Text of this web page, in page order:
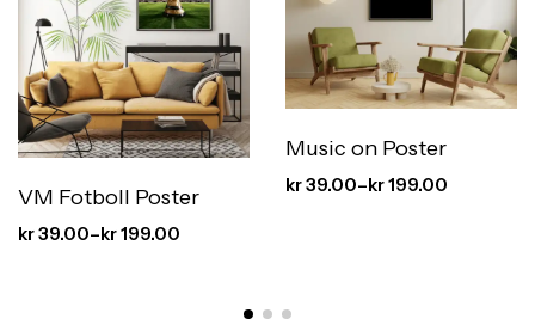
VM Fotboll Poster
kr39.00–kr199.00
Music on Poster
kr39.00–kr199.00